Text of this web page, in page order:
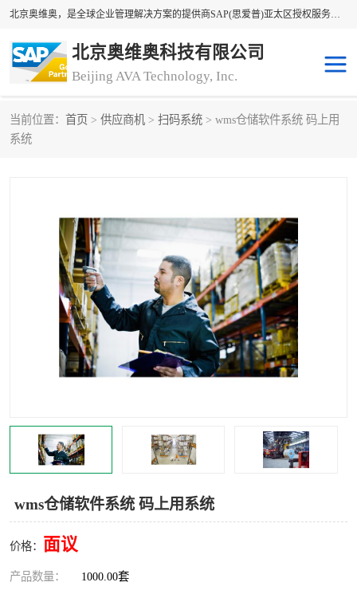
北京奥维奥，是全球企业管理解决方案的提供商SAP(思爱普)亚太区授权服务商领军者，SAP金牌服务商和代理商。企业ERP系统软件，SAP软件实施，17年来服务客户1500多家。提供SAP Business One，SAP Business ByDesign，SAP S/4HANA Cloud，SAP Analytics Cloud （分析云）等产品与解决方案。咨询专线：400-890-8880
北京奥维奥科技有限公司
Beijing AVA Technology, Inc.
当前位置： 首页 > 供应商机 > 扫码系统 > wms仓储软件系统 码上用
系统
wms仓储软件系统 码上用系统
价格： 面议
产品数量： 1000.00套
sap系统
sap软件开发 sap管理系统
码上用条码管理 扫码系统
工厂ERP软件 制造业ERP系统
工厂ERP系统 皮具厂erp系统
食品厂erp系统 塑胶厂erp系统
小工厂erp系统 印染厂erp系统